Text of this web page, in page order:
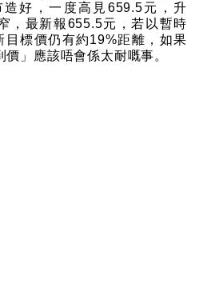
好，一度高見659.5元，升
，最新報655.5元，若以暫時
目標價仍有約19%距離，如果
」應該唔會係太耐嘅事。